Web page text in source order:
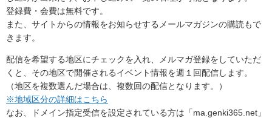
登録費・会費は無料です。
また、サイトからの情報をお知らせするメールマガジンの購読もで
きます。
配信を希望する地区にチェックを入れ、メルマガ登録をしていただ
くと、その地区で開催されるイベント情報を週１回配信します。
（地区を複数選んだ場合は、複数回の配信となります。）
※地域区分の詳細はこちら
なお、ドメイン指定受信を設定されている方は「ma.genki365.net」